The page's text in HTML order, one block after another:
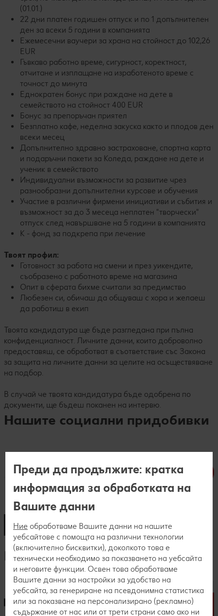
(01.01.)
22 дни платен годишен отпуск и по 1 допълнителен
ден за всеки 5 години в компанията
Ежемесечни ваучери за храна на стойност до 102,26
EUR
Гъвкаво работно време, сигурност, коректност,
отчитане и изплащане на изработеното време с
точност до минута
Еднократен бонус при раждане на дете в
семейството на стойност 400 EUR
Бонус за препоръчан приятел
Безплатно кафе, неделна закуска както и плодов ден
всеки месец
Допълнително здравно застраховане, спортна карта
и подаръчни пакети за Коледа, раждане на дете и
ученик в семейството
Индивидуални възможности за развитие чрез
разнообразни допълнителни курсове и обучения
Участие в различни фирмени инициативи и събития и
възможност за до 3 месеца неплатен "творчески"
отпуск след навършване на 5 години в компанията
К - фонд за подкрепа при лечение
Твоят профил:
Готовност за работа на смени и през уикендите,
съобразено с работното време на магазина
Опит в сферата бихме считали за предимство
Любезен си, обичаш да общуваш с хора и желаеш
да работиш в екип
Твоята кандидатура ще бъде разгледана при пълна
конфиденциалност. Личните данни, които доброволно
предоставяш, се обработват в съответствие със Закона
за защита на личните данни за целите на осъществяване
на подбор.
В случай че твоята кандидатура бъде одобрена по
документи, ще бъдеш поканен на интервю.
Нашите социални придобивки
Процес по кандидатстване
Преди да продължите: кратка
информация за обработката на
Вашите данни
Ние обработваме Вашите данни на нашите
уебсайтове с помощта на различни технологии
(включително бисквитки), доколкото това е
технически необходимо за показването на уебсайта
и неговите функции. Освен това обработваме
Вашите данни за настройки за удобство на
уебсайта, за генериране на псевдонимна статистика
или за показване на персонализирано (рекламно)
съдържание от нас или от трети страни само ако ни